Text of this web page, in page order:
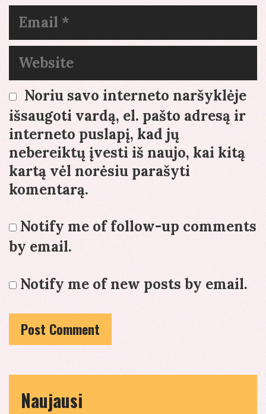
Email
Website
Noriu savo interneto naršyklėje
išsaugoti vardą, el. pašto adresą ir
interneto puslapį, kad jų
nebereiktų įvesti iš naujo, kai kitą
kartą vėl norėsiu parašyti
komentarą.
Notify me of follow-up comments
by email.
Notify me of new posts by email.
Naujausi